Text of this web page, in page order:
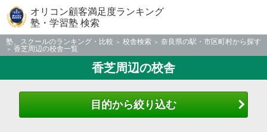
オリコン顧客満足度ランキング
塾・学習塾 検索
塾、スクールのランキング・比較 校舎検索
奈良県の駅・市区町村から探す
香芝周辺の校舎一覧
香芝周辺の校舎
目的から絞り込む